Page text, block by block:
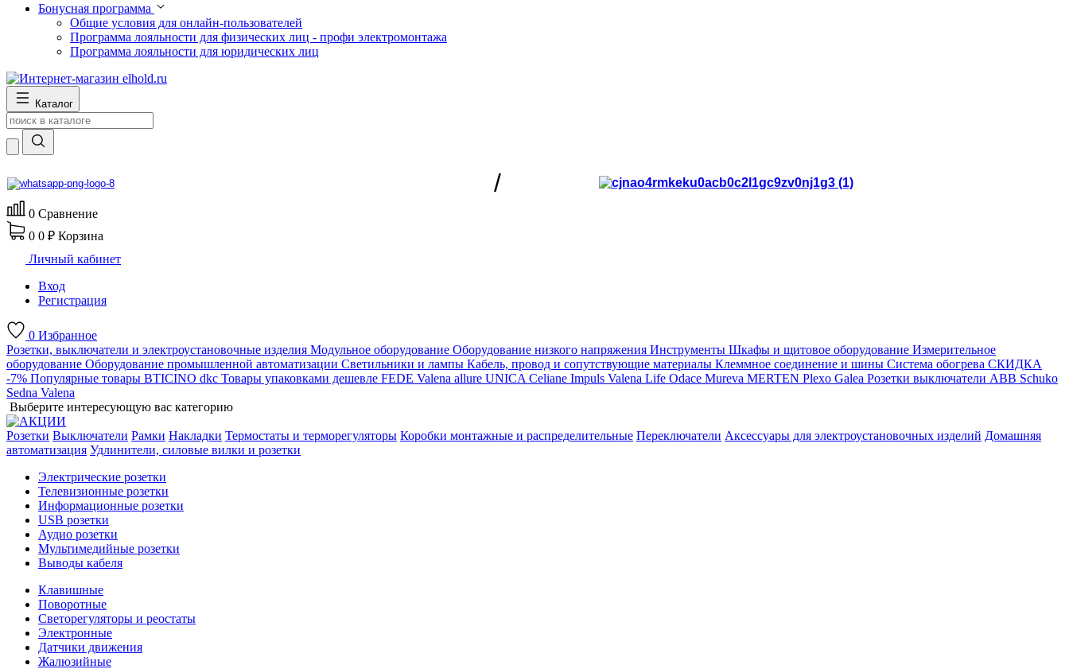
Бонусная программа
Общие условия для онлайн-пользователей
Программа лояльности для физических лиц - профи электромонтажа
Программа лояльности для юридических лиц
Каталог
/
0 Сравнение
0 0 ₽ Корзина
Личный кабинет
Вход
Регистрация
0 Избранное
Розетки, выключатели и электроустановочные изделия Модульное оборудование Оборудование низкого напряжения Инструменты Шкафы и щитовое оборудование Измерительное
оборудование Оборудование промышленной автоматизации Светильники и лампы Кабель, провод и сопутствующие материалы Клеммное соединение и шины Система обогрева СКИДКА
-7% Популярные товары BTICINO dkc Товары упаковками дешевле FEDE Valena allure UNICA Celiane Impuls Valena Life Odace Mureva MERTEN Plexo Galea Розетки выключатели ABB Schuko
Sedna Valena
Выберите интересующую вас категорию
Розетки Выключатели Рамки Накладки Термостаты и терморегуляторы Коробки монтажные и распределительные Переключатели Аксессуары для электроустановочных изделий Домашняя
автоматизация Удлинители, силовые вилки и розетки
Электрические розетки
Телевизионные розетки
Информационные розетки
USB розетки
Аудио розетки
Мультимедийные розетки
Выводы кабеля
Клавишные
Поворотные
Светорегуляторы и реостаты
Электронные
Датчики движения
Жалюзийные